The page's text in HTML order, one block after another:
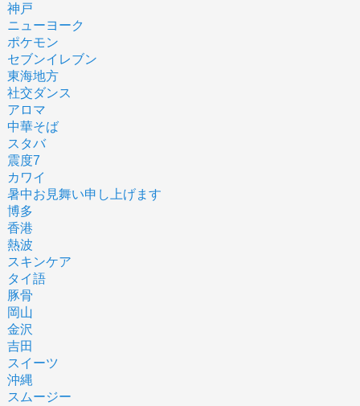
神戸
ニューヨーク
ポケモン
セブンイレブン
東海地方
社交ダンス
アロマ
中華そば
スタバ
震度7
カワイ
暑中お見舞い申し上げます
博多
香港
熱波
スキンケア
タイ語
豚骨
岡山
金沢
吉田
スイーツ
沖縄
スムージー